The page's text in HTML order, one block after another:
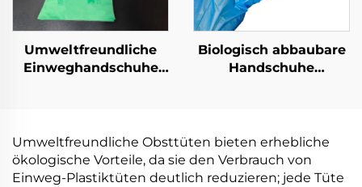
Umweltfreundliche
Einweghandschuhe
Material
Biologisch abbaubare
Handschuhe
Material
Umweltfreundliche Obsttüten bieten erhebliche
ökologische Vorteile, da sie den Verbrauch von
Einweg-Plastiktüten deutlich reduzieren; jede Tüte